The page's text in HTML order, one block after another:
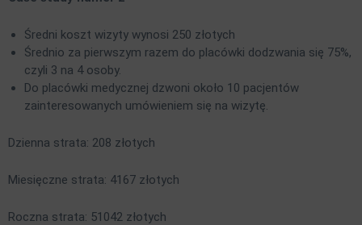
Średni koszt wizyty wynosi 250 złotych
Średnio za pierwszym razem do placówki dodzwania się 75%,
czyli 3 na 4 osoby.
Do placówki medycznej dzwoni około 10 pacjentów
zainteresowanych umówieniem się na wizytę.
Dzienna strata: 208 złotych
Miesięczne strata: 4167 złotych
Roczna strata: 51042 złotych